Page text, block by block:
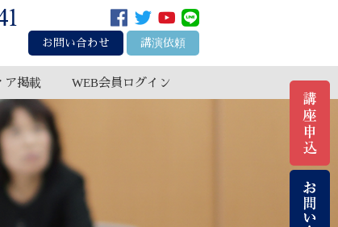
お問い合わせ 講演依頼
ア掲載 WEB会員ログイン